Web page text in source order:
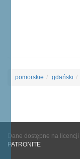
pomorskie gdański
Dane dostępne na licencji
PATRONITE